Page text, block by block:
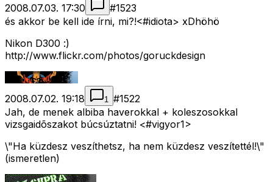
2008.07.03. 17:30 #1523
és akkor be kell ide írni, mi?!<#idiota> xDhöhö
Nikon D300 :)
http://www.flickr.com/photos/goruckdesign
2008.07.02. 19:18 1 #1522
Jah, de menek albiba haverokkal + koleszosokkal
vizsgaidõszakot búcsúztatni! <#vigyor1>
\"Ha küzdesz veszíthetsz, ha nem küzdesz veszítettél!\"
(ismeretlen)